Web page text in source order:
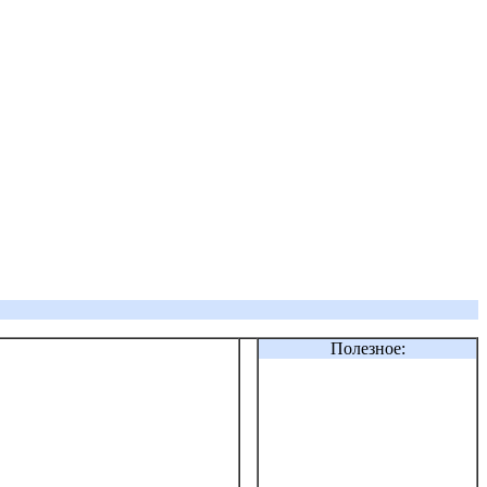
Полезное: